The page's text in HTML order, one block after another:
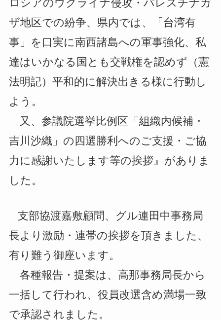
ロシアのウクライナ侵攻・パレスチナガ
ザ地区での紛争、県内では、「台湾有
事」を口実に南西諸島への軍事強化、私
達はいかなる国とも交戦権を認めず（憲
法明記）平和的に解決出きる様に行動し
よう。
又、参議院選挙比例区「組織内候補・
吉川沙織」の四選勝利へのご支援・ご協
力に感謝いたします等の挨拶』がありま
した。
支部協渡嘉敷顧問、グル連田中事務局
長より激励・連帯の挨拶を頂きました、
有り難う御座います。
各種報告・提案は、高那事務局長から
一括して行われ、役員改選含め満場一致
で承認されました。